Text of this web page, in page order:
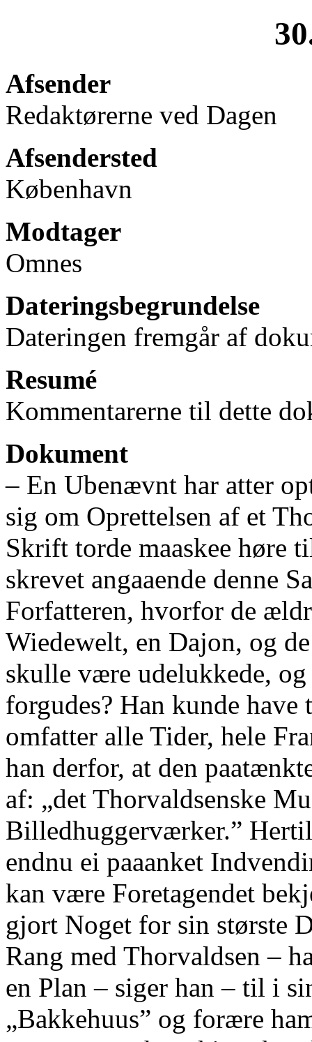
Afsender
Redaktørerne ved Dagen
Afsendersted
København
Modtager
Omnes
Dateringsbegrundelse
Dateringen fremgår af
Resumé
Kommentarerne til dette
Dokument
‒ En Ubenævnt har atter
sig om Oprettelsen af et
Skrift torde maaskee høre
skrevet angaaende denne
Forfatteren, hvorfor de
Wiedewelt, en Dajon, og
skulle være udelukkede,
forgudes? Han kunde
omfatter alle Tider, hele
han derfor, at den
af: „det Thorvaldsenske
Billedhuggerværker.”
endnu ei paaanket
kan være Foretagendet
gjort Noget for sin største
Rang med Thorvaldsen ‒
en Plan ‒ siger han ‒ til i
„Bakkehuus” og forære